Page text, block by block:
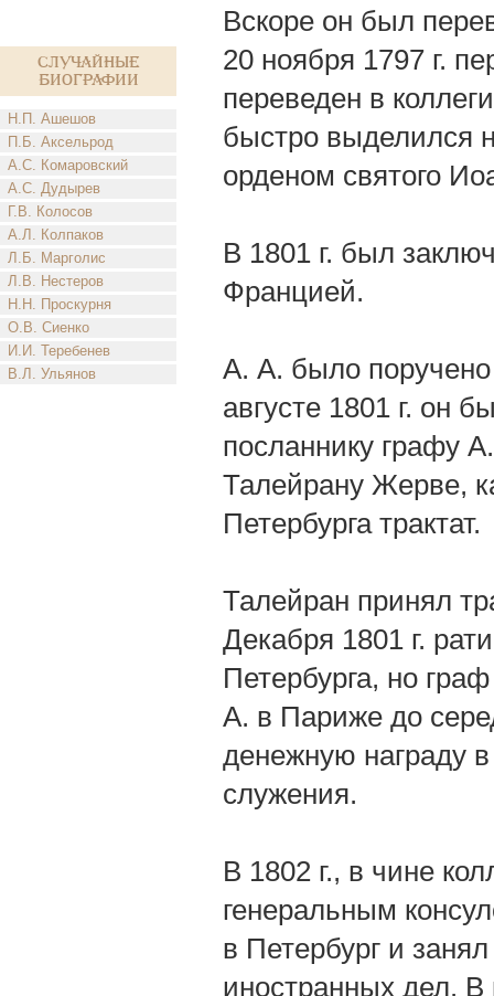
Случайные
биографии
Н.П. Ашешов
П.Б. Аксельрод
А.С. Комаровский
А.С. Дудырев
Г.В. Колосов
А.Л. Колпаков
Л.Б. Марголис
Л.В. Нестеров
Н.Н. Проскурня
О.В. Сиенко
И.И. Теребенев
В.Л. Ульянов
Вскоре он был
20 ноября 1797 г.
переведен в
быстро выделился
орденом святого
В 1801 г. был
Францией.
А. А. было поручено
августе 1801 г. он
посланнику графу
Талейрану Жерве,
Петербурга трактат.
Талейран принял
Декабря 1801 г.
Петербурга, но
А. в Париже до
денежную награду
служения.
В 1802 г., в чине
генеральным
в Петербург и
иностранных дел. В